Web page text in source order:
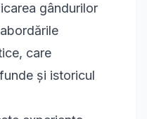
gândurilor
care
și istoricul